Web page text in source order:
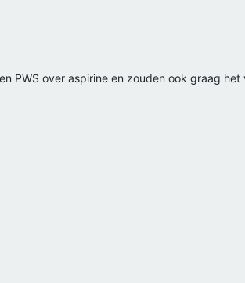
PWS over aspirine en zouden ook graag